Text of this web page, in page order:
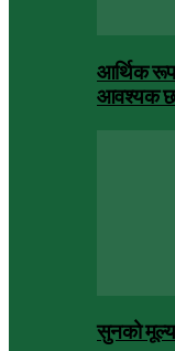
आर्थिक
आवश्यक छः
सुनको मूल्य